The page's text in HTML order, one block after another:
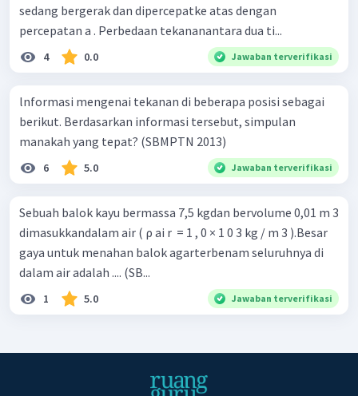
sedang bergerak dan dipercepatke atas dengan
percepatan a . Perbedaan tekananantara dua ti...
4 0.0 Jawaban terverifikasi
lnformasi mengenai tekanan di beberapa posisi sebagai
berikut. Berdasarkan informasi tersebut, simpulan
manakah yang tepat? (SBMPTN 2013)
6 5.0 Jawaban terverifikasi
Sebuah balok kayu bermassa 7,5 kgdan bervolume 0,01 m 3
dimasukkandalam air ( ρ ai r ​ = 1 , 0 × 1 0 3 kg / m 3 ).Besar
gaya untuk menahan balok agarterbenam seluruhnya di
dalam air adalah .... (SB...
1 5.0 Jawaban terverifikasi